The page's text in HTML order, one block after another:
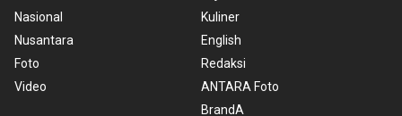
Nasional
Nusantara
Foto
Video
Kuliner
English
Redaksi
ANTARA Foto
BrandA